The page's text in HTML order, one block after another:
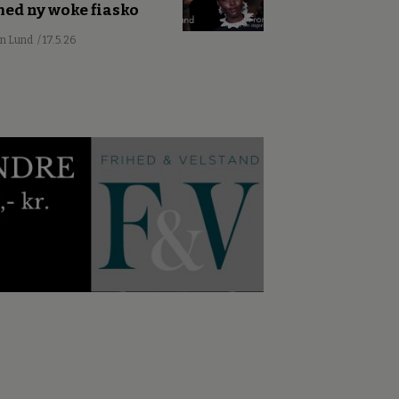
ny woke fiasko
Lund / 17.5.26